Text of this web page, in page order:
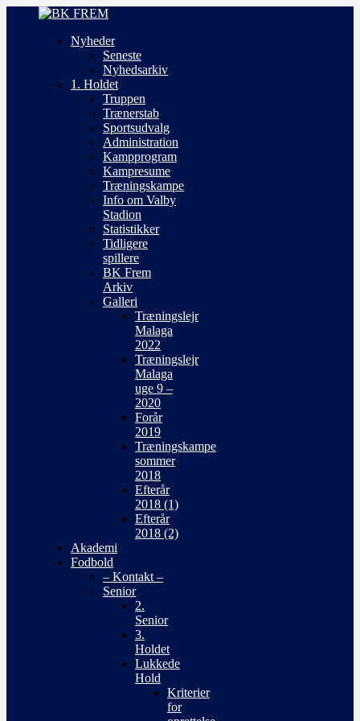
Nyheder
Seneste
Nyhedsarkiv
1. Holdet
Truppen
Trænerstab
Sportsudvalg
Administration
Kampprogram
Kampresume
Træningskampe
Info om Valby
Stadion
Statistikker
Tidligere
spillere
BK Frem
Arkiv
Galleri
Træningslejr
Malaga
2022
Træningslejr
Malaga
uge 9 –
2020
Forår
2019
Træningskampe
sommer
2018
Efterår
2018 (1)
Efterår
2018 (2)
Akademi
Fodbold
– Kontakt –
Senior
2.
Senior
3.
Holdet
Lukkede
Hold
Kriterier
for